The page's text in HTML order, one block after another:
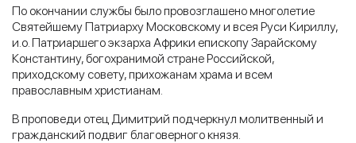
По окончании службы было провозглашено многолетие
Святейшему Патриарху Московскому и всея Руси Кириллу,
и.о. Патриаршего экзарха Африки епископу Зарайскому
Константину, богохранимой стране Российской,
приходскому совету, прихожанам храма и всем
православным христианам.
В проповеди отец Димитрий подчеркнул молитвенный и
гражданский подвиг благоверного князя.